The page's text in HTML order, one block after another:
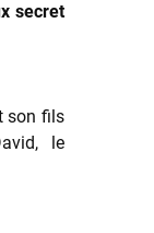
secret
son fils
le